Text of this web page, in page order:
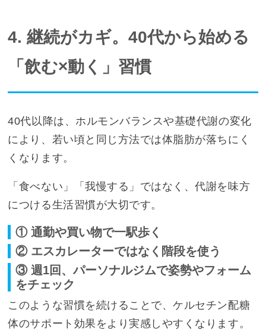
4. 継続がカギ。40代から始める
「飲む×動く」習慣
40代以降は、ホルモンバランスや基礎代謝の変化
により、若い頃と同じ方法では体脂肪が落ちにく
くなります。
「食べない」「我慢する」ではなく、代謝を味方
につける生活習慣が大切です。
① 通勤や買い物で一駅歩く
② エスカレーターではなく階段を使う
③ 週1回、パーソナルジムで姿勢やフォーム
をチェック
このような習慣を続けることで、ケルセチン配糖
体のサポート効果をより実感しやすくなります。